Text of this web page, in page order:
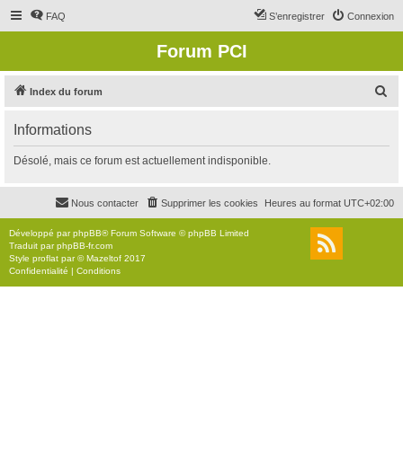
FAQ Connexion
S’enregistrer
Forum PCI
Index du forum
r
c
r
Informations
Désolé, mais ce forum est actuellement indisponible.
Heures au format UTC+02:00
Supprimer les cookies
Nous contacter
Développé parphpBB® Forum Software © phpBB Limited
Traduit parphpBB-fr.com
Style proflat par ©Mazeltof 2017
Confidentialité | Conditions